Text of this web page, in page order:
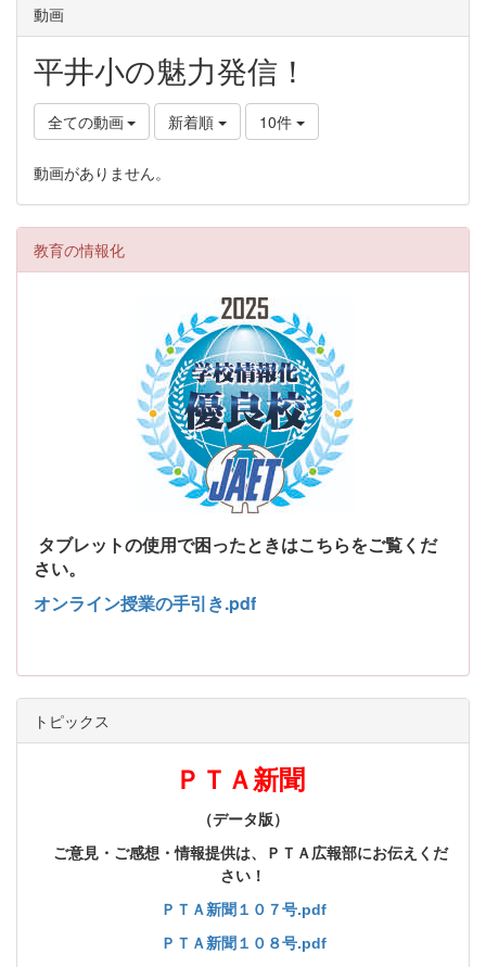
動画
平井小の魅力発信！
全ての動画 新着順 10件
動画がありません。
教育の情報化
タブレットの使用で困ったときはこちらをご覧くだ
さい。
オンライン授業の手引き.pdf
トピックス
ＰＴＡ新聞
（データ版）
ご意見・ご感想・情報提供は、ＰＴＡ広報部にお伝えくだ
さい！
ＰＴＡ新聞１０７号.pdf
ＰＴＡ新聞１０８号.pdf